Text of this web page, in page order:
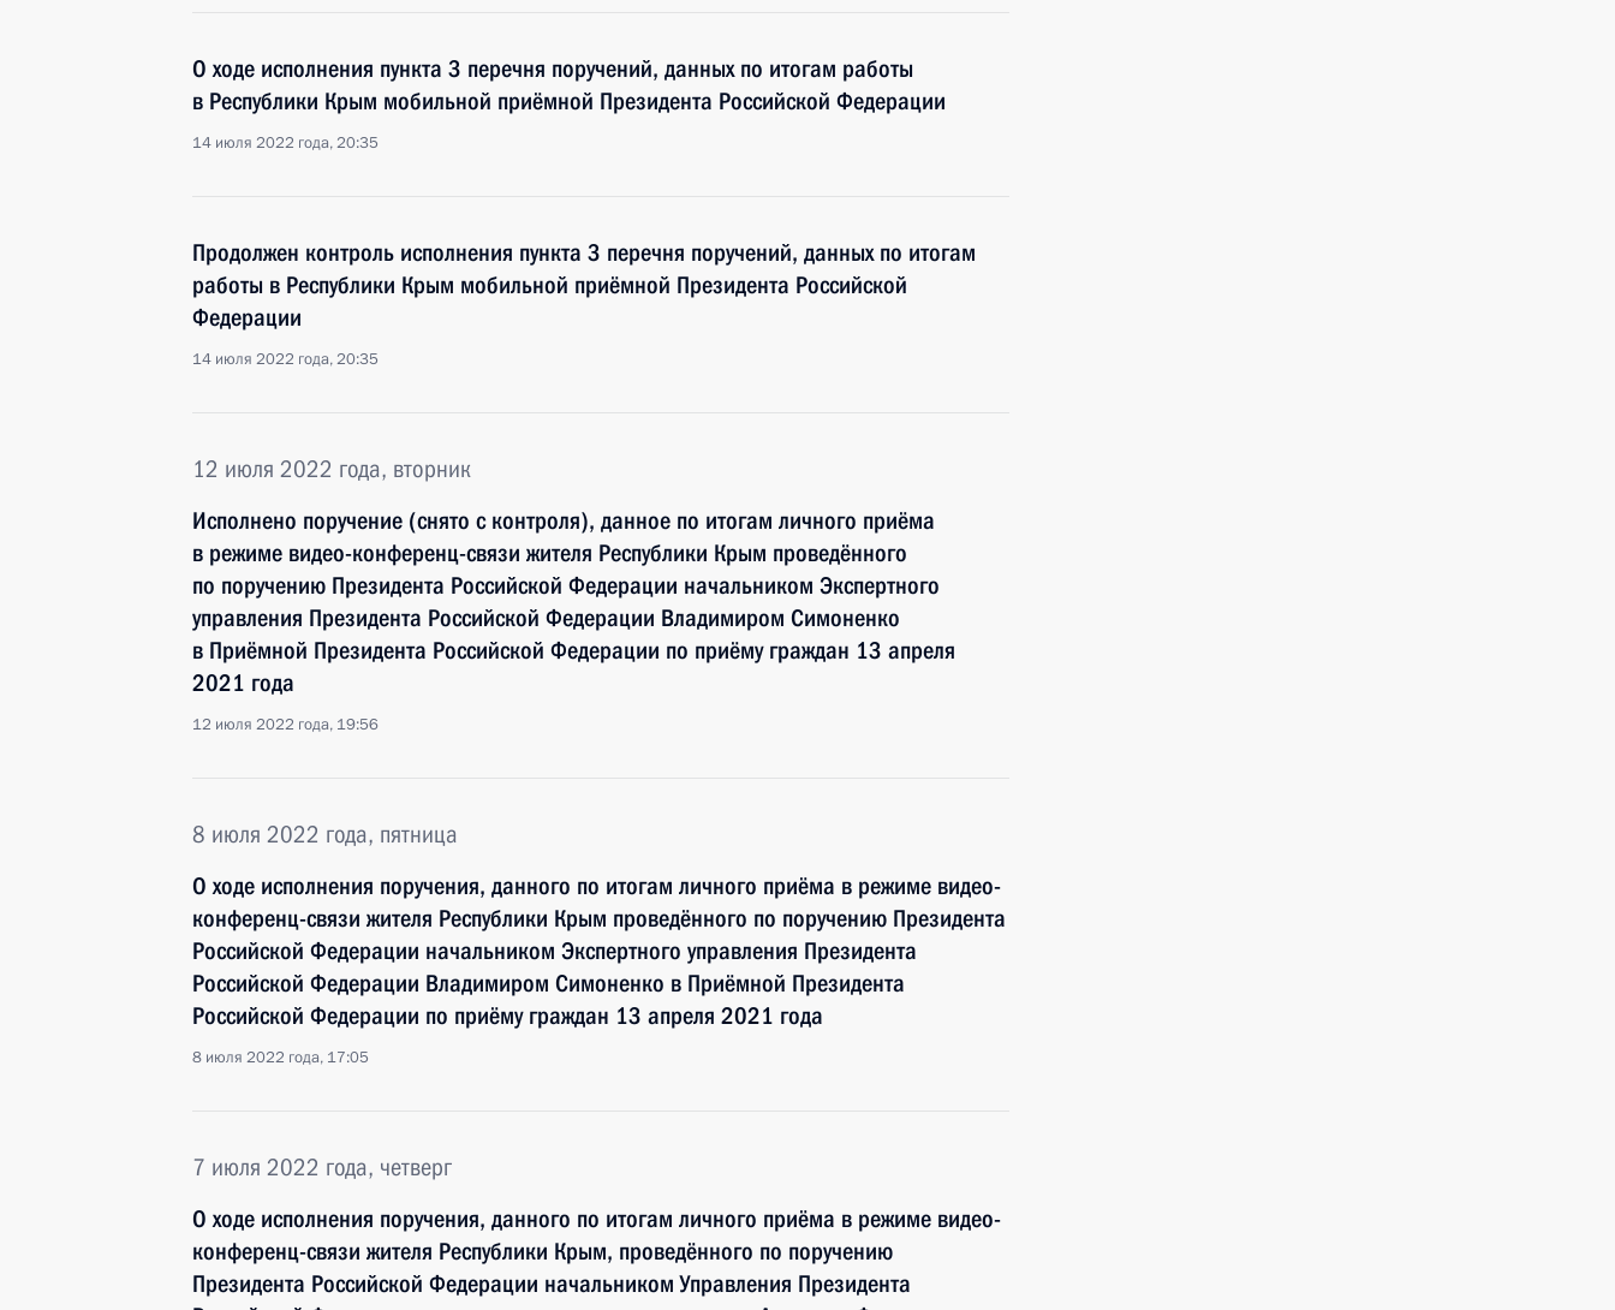
О ходе исполнения пункта 3 перечня поручений, данных по итогам работы
в Республики Крым мобильной приёмной Президента Российской Федерации
14 июля 2022 года, 20:35
Продолжен контроль исполнения пункта 3 перечня поручений, данных по итогам
работы в Республики Крым мобильной приёмной Президента Российской
Федерации
14 июля 2022 года, 20:35
12 июля 2022 года, вторник
Исполнено поручение (снято с контроля), данное по итогам личного приёма
в режиме видео-конференц-связи жителя Республики Крым проведённого
по поручению Президента Российской Федерации начальником Экспертного
управления Президента Российской Федерации Владимиром Симоненко
в Приёмной Президента Российской Федерации по приёму граждан 13 апреля
2021 года
12 июля 2022 года, 19:56
8 июля 2022 года, пятница
О ходе исполнения поручения, данного по итогам личного приёма в режиме видео-
конференц-связи жителя Республики Крым проведённого по поручению Президента
Российской Федерации начальником Экспертного управления Президента
Российской Федерации Владимиром Симоненко в Приёмной Президента
Российской Федерации по приёму граждан 13 апреля 2021 года
8 июля 2022 года, 17:05
7 июля 2022 года, четверг
О ходе исполнения поручения, данного по итогам личного приёма в режиме видео-
конференц-связи жителя Республики Крым, проведённого по поручению
Президента Российской Федерации начальником Управления Президента